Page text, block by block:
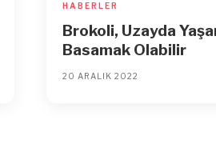
HABERLER
Brokoli, Uzayda
Basamak Olabilir
20 ARALIK 2022